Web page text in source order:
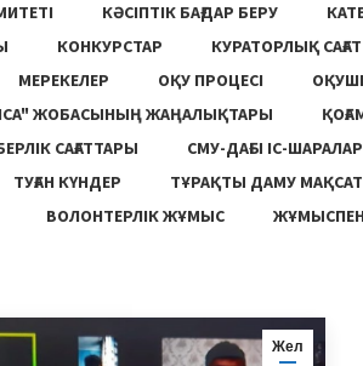
КӘСІПТІК БАҒДАР БЕРУ
КОНКУРСТАР
КУРАТОРЛЫҚ
МЕРЕКЕЛЕР ОҚУ ПРОЦЕСІ
ЖОБАСЫНЫҢ ЖАҢАЛЫҚТАРЫ
САҒАТТАРЫ
СМУ-ДАҒЫ ІС-ШАРАЛАР
ТУҒАН КҮНДЕР
ТҰРАҚТЫ ДАМУ
ВОЛОНТЕРЛІК ЖҰМЫС
Жел